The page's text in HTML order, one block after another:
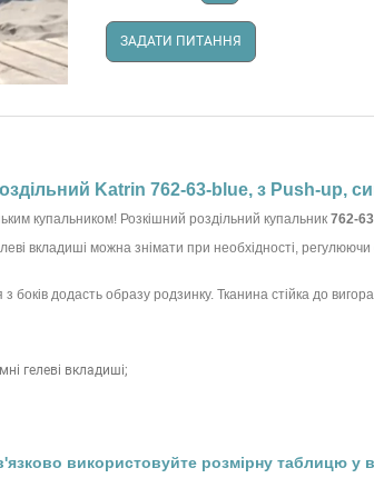
ЗАДАТИ ПИТАННЯ
Katrin 762-63-blue, з Push-up,
купальником! Розкішний роздільний купальник 762-
вкладиші можна знімати при необхідності,
боків додасть образу родзинку. Тканина стійка до
гелеві вкладиші;
використовуйте розмірну таблицю у